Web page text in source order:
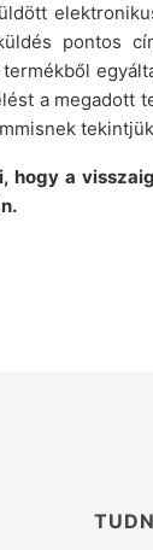
pontos
a megadott
hogy a